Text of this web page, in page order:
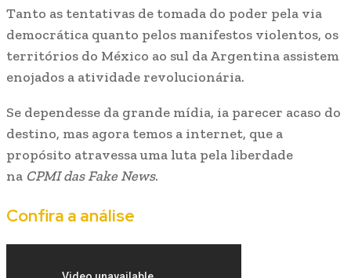
Tanto as tentativas de tomada do poder pela via
democrática quanto pelos manifestos violentos, os
territórios do México ao sul da Argentina assistem
enojados a atividade revolucionária.
Se dependesse da grande mídia, ia parecer acaso do
destino, mas agora temos a internet, que a
propósito atravessa uma luta pela liberdade
na CPMI das Fake News.
Confira a análise